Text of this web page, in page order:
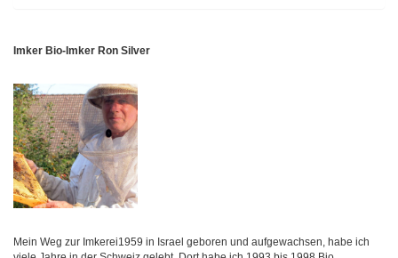
Imker Bio-Imker Ron Silver
Mein Weg zur Imkerei1959 in Israel geboren und aufgewachsen, habe ich